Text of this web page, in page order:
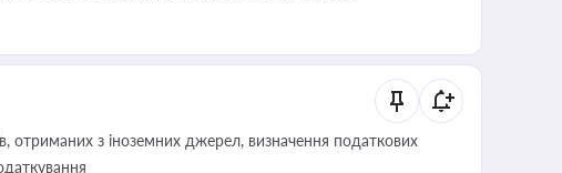
отриманих з іноземних джерел, визначення податкових